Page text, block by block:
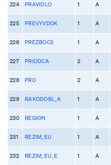
224 PRAVIDLO 1 A
225 PREVYVDOK 1 A
226 PREZBOCS 1 A
227 PRIODCA 2 A
228 PRO 2 A
229 RAKODOBL_A 1 A
230 REGION 1 A
231 REZIM_EU 1 A
232 REZIM_EU_E 1 A